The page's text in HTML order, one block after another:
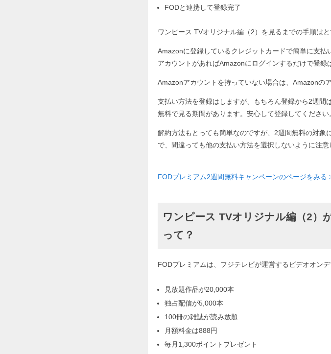
FODと連携して登録完了
ワンピース TVオリジナル編（2）を見るまでの手順はと
Amazonに登録しているクレジットカードで簡単に支
アカウントがあればAmazonにログインするだけで登録
Amazonアカウントを持っていない場合は、Amazonの
支払い方法を登録はしますが、もちろん登録から2週
無料で見る期間があります。安心して登録してください
解約方法もとっても簡単なのですが、2週間無料の対
で、間違っても他の支払い方法を選択しないように注意
FODプレミアム2週間無料キャンペーンのページをみる
ワンピース TVオリジナル編（2）
って？
FODプレミアムは、フジテレビが運営するビデオオンデ
見放題作品が20,000本
独占配信が5,000本
100冊の雑誌が読み放題
月額料金は888円
毎月1,300ポイントプレゼント